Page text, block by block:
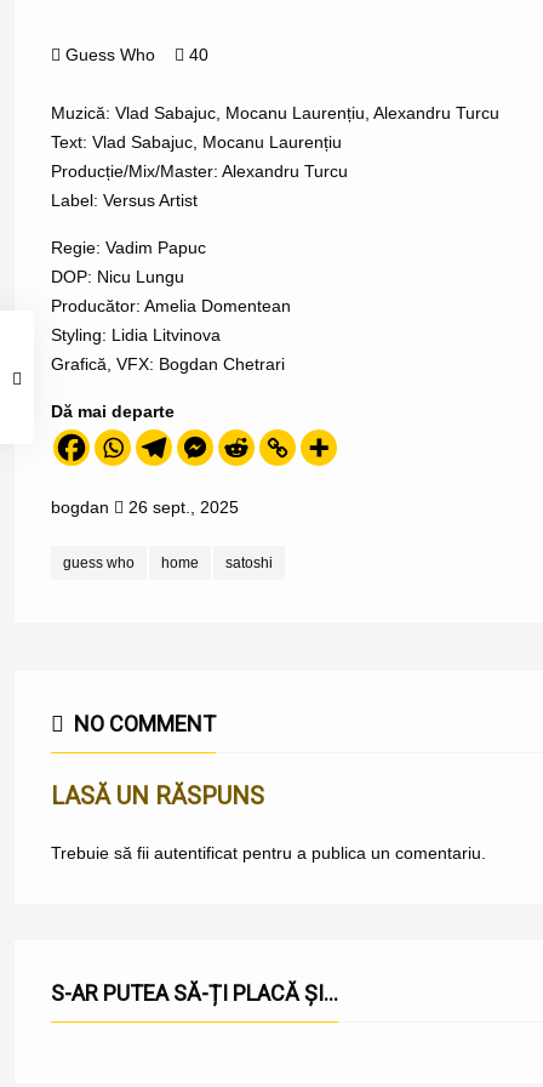
Guess Who 40
Muzică: Vlad Sabajuc, Mocanu Laurențiu, Alexandru Turcu
Text: Vlad Sabajuc, Mocanu Laurențiu
Producție/Mix/Master: Alexandru Turcu
Label: Versus Artist
Regie: Vadim Papuc
DOP: Nicu Lungu
Producător: Amelia Domentean
Styling: Lidia Litvinova
Grafică, VFX: Bogdan Chetrari
Dă mai departe
bogdan 26 sept., 2025
guess who home satoshi
NO COMMENT
LASĂ UN RĂSPUNS
Trebuie să fii autentificat pentru a publica un comentariu.
S-AR PUTEA SĂ-ȚI PLACĂ ȘI...